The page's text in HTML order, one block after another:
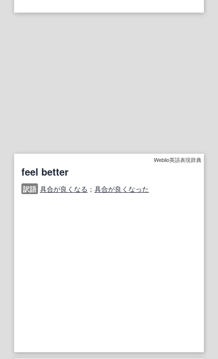
Weblio英語表現辞典
feel better
訳語 具合が良くなる ； 具合が良くなった